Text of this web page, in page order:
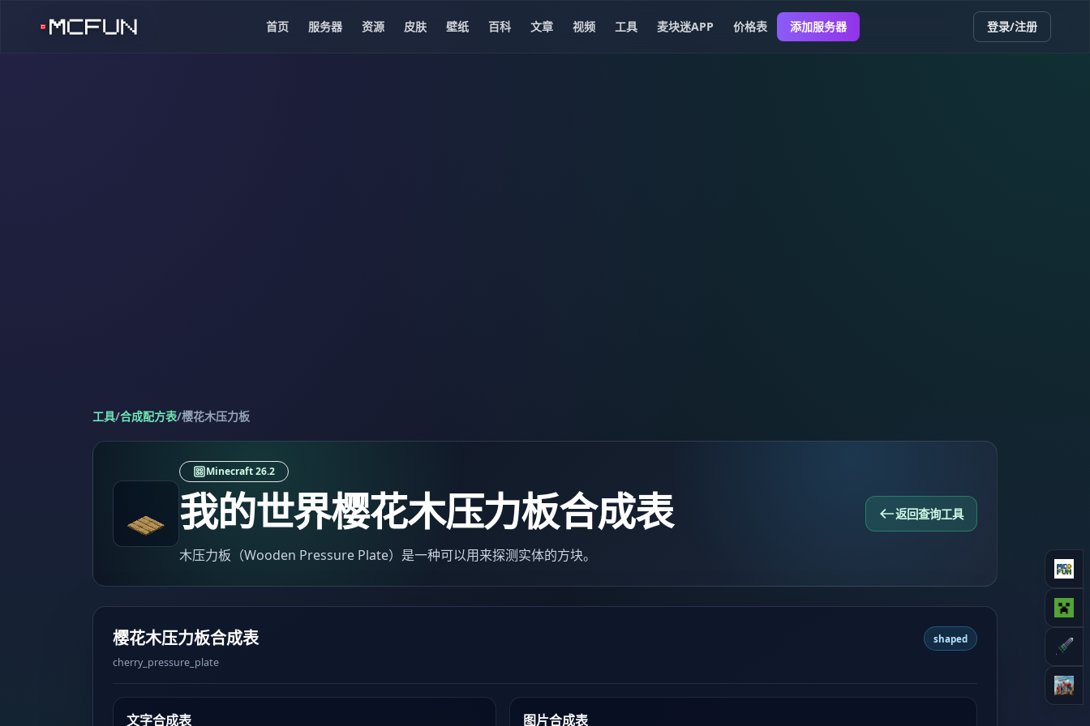
首页 服务器 资源 皮肤 壁纸 百科 文章 视频 工具 麦块迷APP 价格表 添加服务器 登录/注册
工具/合成配方表/樱花木压力板
Minecraft 26.2
我的世界樱花木压力板合成表
木压力板（Wooden Pressure Plate）是一种可以用来探测实体的方块。
返回查询工具
樱花木压力板合成表
cherry_pressure_plate
shaped
文字合成表 图片合成表